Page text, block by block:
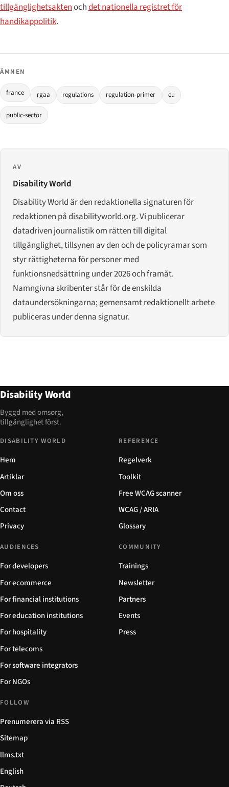
tillgänglighetsaktenochdet nationella registret för
handikappolitik.
ÄMNEN
france rgaa regulations regulation-primer eu
public-sector
AV
Disability World
Disability World är den redaktionella signaturen för
redaktionen på disabilityworld.org. Vi publicerar
datadriven journalistik om rätten till digital
tillgänglighet, tillsynen av den och de policyramar som
styr rättigheterna för personer med
funktionsnedsättning under 2026 och framåt.
Namngivna skribenter står för de enskilda
dataundersökningarna; gemensamt redaktionellt arbete
publiceras under denna signatur.
Disability World
Byggd med omsorg,
tillgänglighet först.
DISABILITY WORLD
Hem
Artiklar
Om oss
Contact
Privacy
REFERENCE
Regelverk
Toolkit
Free WCAG scanner
WCAG / ARIA
Glossary
AUDIENCES
For developers
For ecommerce
For financial institutions
For education institutions
For hospitality
For telecoms
For software integrators
For NGOs
COMMUNITY
Trainings
Newsletter
Partners
Events
Press
FOLLOW
Prenumerera via RSS
Sitemap
llms.txt
English